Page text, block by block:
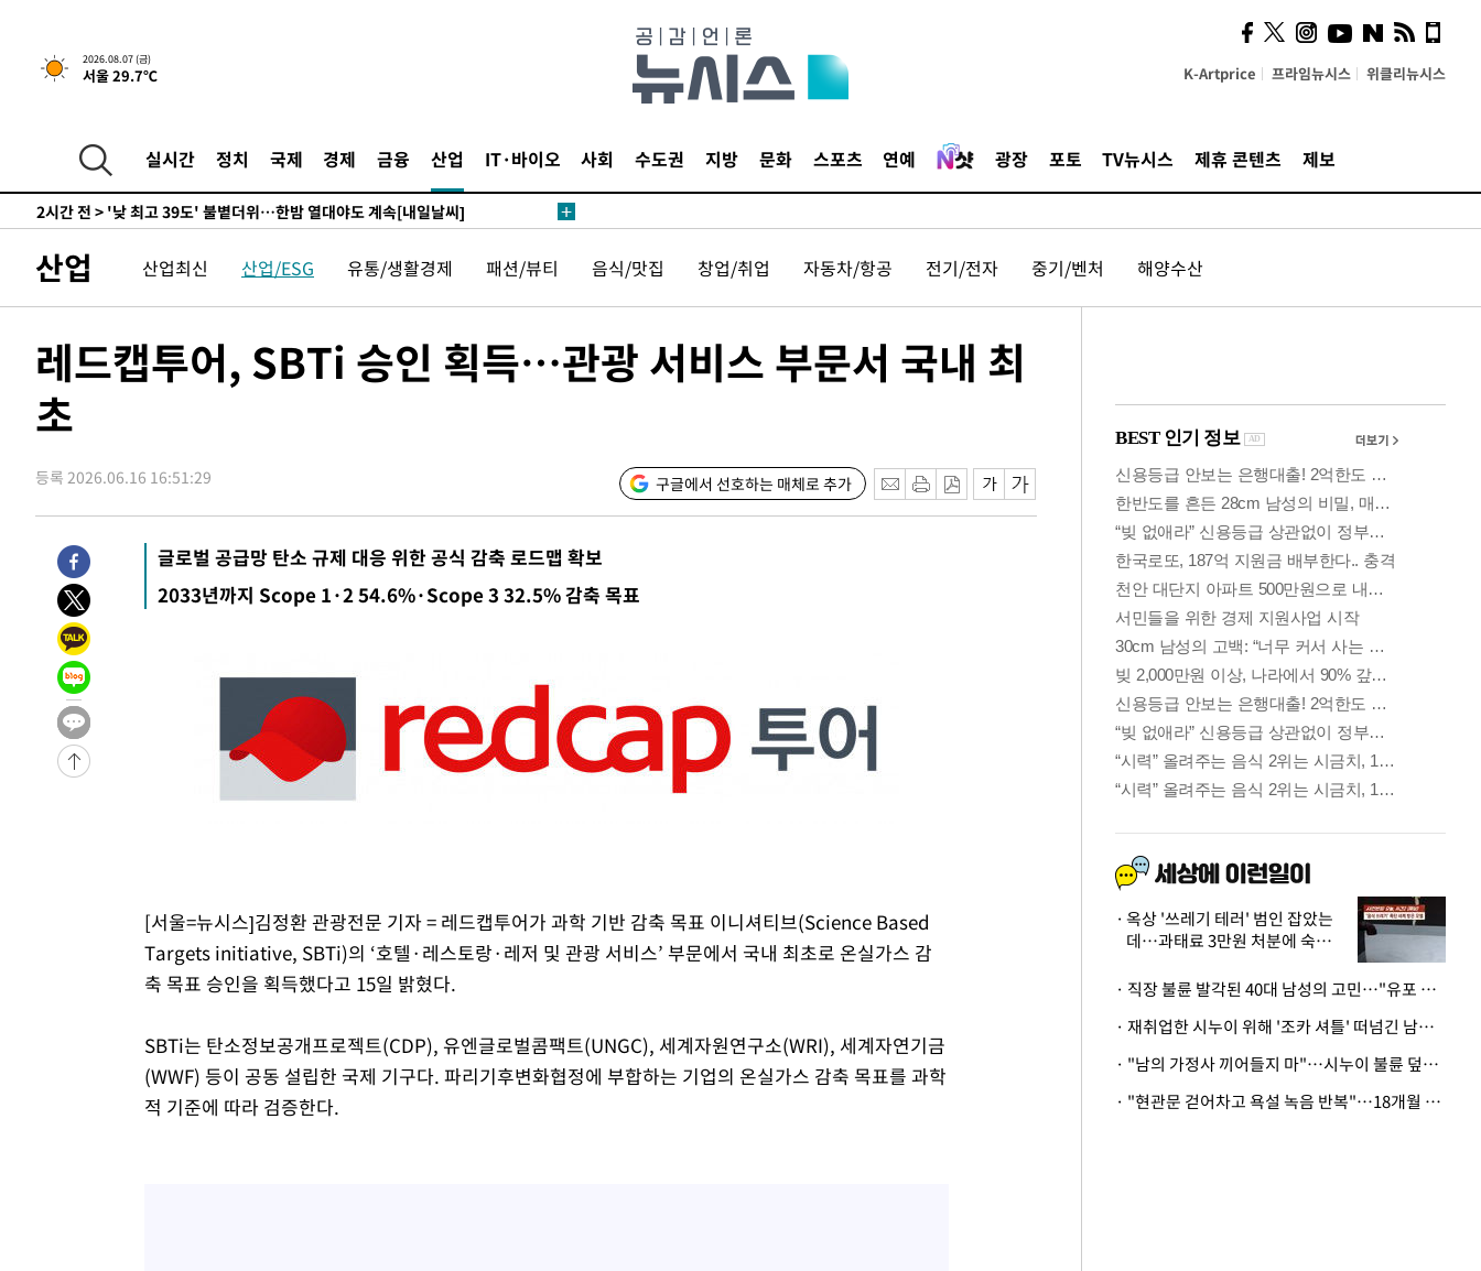
2026.08.07 (금)
서울 29.7℃ K-Artprice 프라임뉴시스 위클리뉴시스
실시간 정치 국제 경제 금융 산업 IT·바이오 사회 수도권 지방 문화 스포츠 연예 광장 포토 TV뉴시스 제휴 콘텐츠 제보
-7024초 전 >경찰, '홍명보는 2순위' 결론냈던 스포츠윤리센터도 압수수색
2시간 전 >[속보]합참 "北 발사체는 단거리탄도미사일…감시·경계태세 강화"
2시간 전 >[속보] SKT, 에이닷 서비스 장애 발생…"원인 파악 중"
[속보]합참 "북, 동해상으로 미상 발사체 발사"
2시간 전 > '낮 최고 39도' 불볕더위…한밤 열대야도 계속[내일날씨]
2시간 전 >
"韓 외환시장 개입 관측 배경엔 美의 대한국 무역적자 있어"
3시간 전 >'월드컵 탈락 후폭풍' 축구협회…초유의 압수수색에 '충격·당황'
3시간 전 >[속보]종합특검, 대검 추가 압수수색…내란 중요임무종사 혐의
4시간 전 >
4시간 전 >
5시간 전 >"여기 떨어졌다"…다누리, 스페이스X 로켓 달 충돌 흔적 포착
5시간 전 >손흥민, 5경기 연속골 실패…LAFC는 승부차기 끝 과달라하라 격파
7시간 전 >
내일까지 39도 '펄펄'…기상청 "태풍 지나며 폭염 잠시 꺾인다"
-10130초 전 >
'월드컵 탈락 후폭풍' 축구협회…11시간 걸린 초유의 압수수색(종
-9566초 전 >
[속보] 뉴욕증시, 혼조 출발…나스닥 0.3%↓, 다우 0.14%↑
-8359초 전 >
-7044초 전 >
경찰, '홍명보는 2순위' 결론냈던 스포츠윤리센터도 압수수색
2시간 전 >
[속보]합참 "北 발사체는 단거리탄도미사일…감시·경계태세 강화"
2시간 전 >
日방위성, 北이 동해로 쏜 발사체는 탄도미사일 가능성
2시간 전 >
[속보] SKT, 에이닷 서비스 장애 발생…"원인 파악 중"
[속보]합참 "북, 동해상으로 미상 발사체 발사"
'월드컵 탈락 후폭풍' 축구협회…초유의 압수수색에 '충격·당황'
서울 낮 37.9도, 올여름 최고치 경신…영등포 순간 '40도'
[속보]종합특검, 대검 추가 압수수색…내란 중요임무종사 혐의
[속보]코스피, 301.88포인트(4.58%) 내린 6296.38 마감
[속보]원·달러 환율, 0.7원 내린 1423.8원 마감
"여기 떨어졌다"…다누리, 스페이스X 로켓 달 충돌 흔적 포착
산업 산업최신 산업/ESG 유통/생활경제 패션/뷰티 음식/맛집 창업/취업 자동차/항공 전기/전자 중기/벤처 해양수산
레드캡투어, SBTi 승인 획득…관광 서비스 부문서 국내 최
초
등록 2026.06.16 16:51:29 구글에서 선호하는 매체로 추가
글로벌 공급망 탄소 규제 대응 위한 공식 감축 로드맵 확보
2033년까지 Scope 1·2 54.6%·Scope 3 32.5% 감축 목표
[서울=뉴시스]김정환 관광전문 기자 = 레드캡투어가 과학 기반 감축 목표 이니셔티브(Science Based
Targets initiative, SBTi)의 ‘호텔·레스토랑·레저 및 관광 서비스’ 부문에서 국내 최초로 온실가스 감
축 목표 승인을 획득했다고 15일 밝혔다.
SBTi는 탄소정보공개프로젝트(CDP), 유엔글로벌콤팩트(UNGC), 세계자원연구소(WRI), 세계자연기금
(WWF) 등이 공동 설립한 국제 기구다. 파리기후변화협정에 부합하는 기업의 온실가스 감축 목표를 과학
적 기준에 따라 검증한다.
의견, 국토부·LH에 충실히
전달할 것"
옥상 '쓰레기 테러' 범인 잡았는
데…과태료 3만원 처분에 숙박업
· 직장 불륜 발각된 40대 남성의 고민…"유포 동료 명예훼손·협박죄 고소 가능할까"
· 재취업한 시누이 위해 '조카 셔틀' 떠넘긴 남편…아내 "난 못한다"
· "남의 가정사 끼어들지 마"…시누이 불륜 덮으려는 남편에 억울한 아내
· "현관문 걷어차고 욕설 녹음 반복"…18개월 아기 키우는 집 뒤흔든 '앞집의 비극'